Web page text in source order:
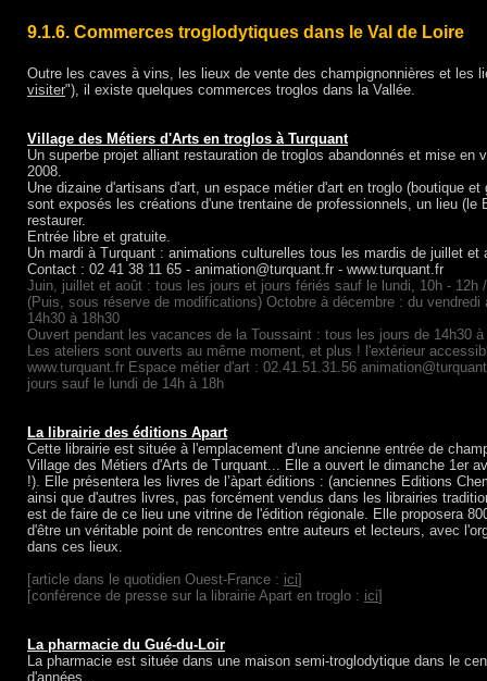
Outre les caves à vins, les lieux de vente des champignonnières et les
visiter"), il existe quelques commerces troglos dans la Vallée.
Village des Métiers d'Arts en troglos à Turquant
Un superbe projet alliant restauration de troglos abandonnés et mise en
2008.
Une dizaine d'artisans d'art, un espace métier d'art en troglo (boutique
sont exposés les créations d'une trentaine de professionnels, un lieu (le
restaurer.
Entrée libre et gratuite.
Un mardi à Turquant : animations culturelles tous les mardis de juillet et
Contact : 02 41 38 11 65 - animation@turquant.fr - www.turquant.fr
Juin, juillet et août : tous les jours et jours fériés sauf le lundi, 10h - 12h
(Puis, sous réserve de modifications) Octobre à décembre : du
14h30 à 18h30
Ouvert pendant les vacances de la Toussaint : tous les jours de 14h30 à
Les ateliers sont ouverts au même moment, et plus ! l'extérieur
www.turquant.fr Espace métier d'art : 02.41.51.31.56
jours sauf le lundi de 14h à 18h
La librairie des éditions Apart
Cette librairie est située à l'emplacement d'une ancienne entrée de
Village des Métiers d'Arts de Turquant... Elle a ouvert le dimanche 1er
!). Elle présentera les livres de l’àpart éditions : (anciennes Editions
ainsi que d'autres livres, pas forcément vendus dans les librairies
est de faire de ce lieu une vitrine de l'édition régionale. Elle proposera
d'être un véritable point de rencontres entre auteurs et lecteurs, avec
dans ces lieux.
[article dans le quotidien Ouest-France : ici]
[conférence de presse sur la librairie Apart en troglo : ici]
La pharmacie du Gué-du-Loir
La pharmacie est située dans une maison semi-troglodytique dans le
d'années...
9.1.6. Commerces troglodytiques dans le Val de Loire